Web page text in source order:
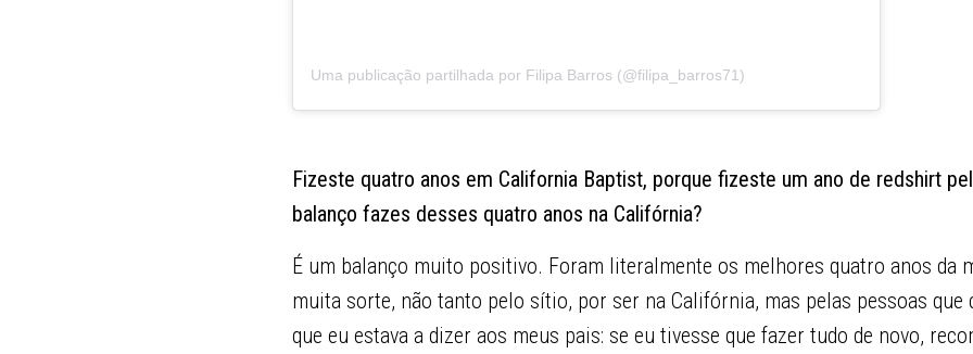
Uma publicação partilhada por Filipa Barros (@filipa_barros71)
Fizeste quatro anos em California Baptist, porque fizeste um ano de redshirt
balanço fazes desses quatro anos na Califórnia?
É um balanço muito positivo. Foram literalmente os melhores quatro anos da
muita sorte, não tanto pelo sítio, por ser na Califórnia, mas pelas pessoas que
que eu estava a dizer aos meus pais: se eu tivesse que fazer tudo de novo,